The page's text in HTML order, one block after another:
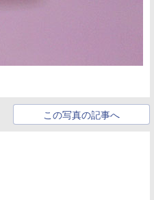
この写真の記事へ